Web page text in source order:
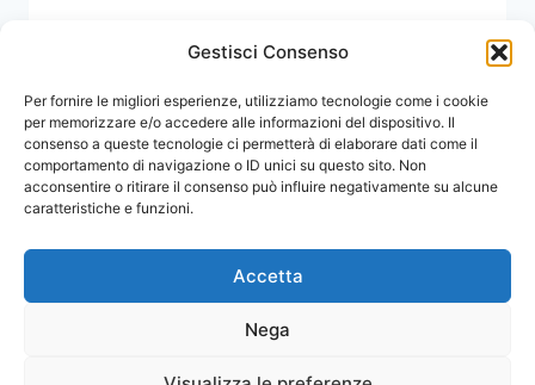
Gestisci Consenso
Per fornire le migliori esperienze, utilizziamo tecnologie come i cookie
per memorizzare e/o accedere alle informazioni del dispositivo. Il
consenso a queste tecnologie ci permetterà di elaborare dati come il
comportamento di navigazione o ID unici su questo sito. Non
acconsentire o ritirare il consenso può influire negativamente su alcune
caratteristiche e funzioni.
Accetta
Nega
PER
CONVEGNO
SUI
PARCHI
CULTURALI
ECCLESIALI
Navigazione
pagina
1 2
Pagina
successiva